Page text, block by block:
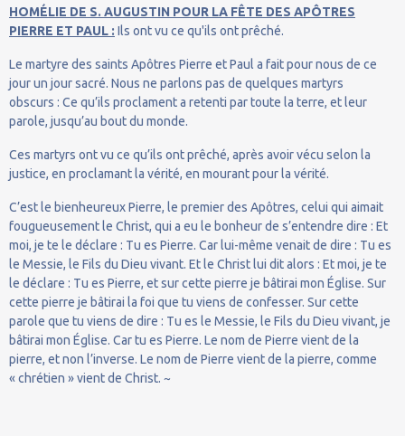
HOMÉLIE DE S. AUGUSTIN POUR LA FÊTE DES APÔTRES
PIERRE ET PAUL : Ils ont vu ce qu'ils ont prêché.
Le martyre des saints Apôtres Pierre et Paul a fait pour nous de ce
jour un jour sacré. Nous ne parlons pas de quelques martyrs
obscurs : Ce qu’ils proclament a retenti par toute la terre, et leur
parole, jusqu’au bout du monde.
Ces martyrs ont vu ce qu’ils ont prêché, après avoir vécu selon la
justice, en proclamant la vérité, en mourant pour la vérité.
C’est le bienheureux Pierre, le premier des Apôtres, celui qui aimait
fougueusement le Christ, qui a eu le bonheur de s’entendre dire : Et
moi, je te le déclare : Tu es Pierre. Car lui-même venait de dire : Tu es
le Messie, le Fils du Dieu vivant. Et le Christ lui dit alors : Et moi, je te
le déclare : Tu es Pierre, et sur cette pierre je bâtirai mon Église. Sur
cette pierre je bâtirai la foi que tu viens de confesser. Sur cette
parole que tu viens de dire : Tu es le Messie, le Fils du Dieu vivant, je
bâtirai mon Église. Car tu es Pierre. Le nom de Pierre vient de la
pierre, et non l’inverse. Le nom de Pierre vient de la pierre, comme
« chrétien » vient de Christ. ~